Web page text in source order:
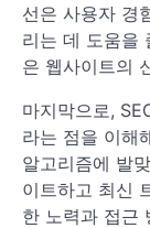
선은 사용자 경
리는 데 도움을
은 웹사이트의
마지막으로,
라는 점을 이해
알고리즘에 발
이트하고 최신
한 노력과 접근